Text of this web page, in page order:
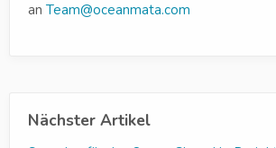
an Team@oceanmata.com
Nächster Artikel